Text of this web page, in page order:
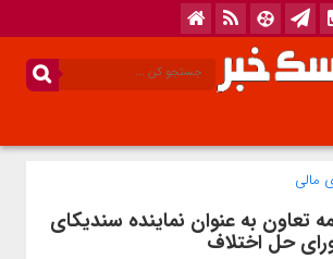
مالی
تعاون به عنوان نماینده سندیکای
حل اختلاف